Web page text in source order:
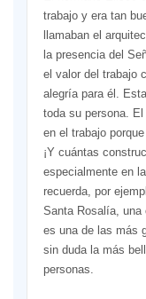
trabajo y era tan
llamaban el
la presencia del
el valor del trabajo
alegría para él.
toda su persona.
en el trabajo
¡Y cuántas
especialmente en
recuerda, por
Santa Rosalía, una
es una de las más
sin duda la más
personas.